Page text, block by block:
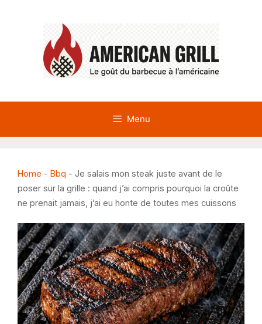
Menu
Home - Bbq - Je salais mon steak juste avant de le
poser sur la grille : quand j’ai compris pourquoi la croûte
ne prenait jamais, j’ai eu honte de toutes mes cuissons